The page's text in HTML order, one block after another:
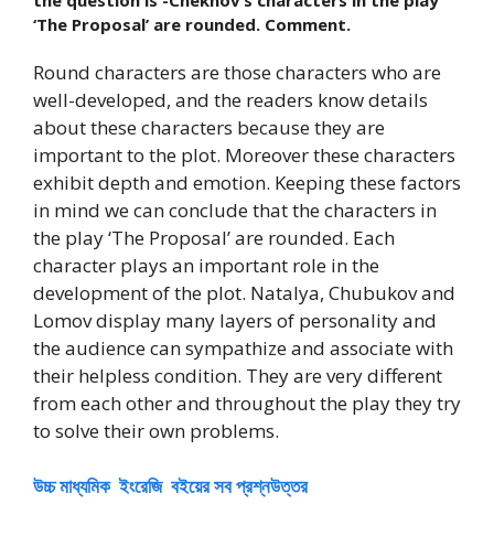
‘The Proposal’ are rounded. Comment.
Round characters are those characters who are
well-developed, and the readers know details
about these characters because they are
important to the plot. Moreover these characters
exhibit depth and emotion. Keeping these factors
in mind we can conclude that the characters in
the play ‘The Proposal’ are rounded. Each
character plays an important role in the
development of the plot. Natalya, Chubukov and
Lomov display many layers of personality and
the audience can sympathize and associate with
their helpless condition. They are very different
from each other and throughout the play they try
to solve their own problems.
উচ্চ মাধ্যমিক ইংরেজি বইয়ের সব প্রশ্নউত্তর